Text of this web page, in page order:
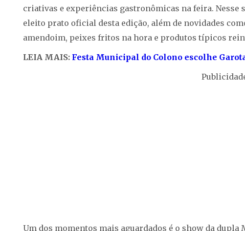
criativas e experiências gastronômicas na feira. Nesse
eleito prato oficial desta edição, além de novidades
amendoim, peixes fritos na hora e produtos típicos
LEIA MAIS: Festa Municipal do Colono escolhe
Um dos momentos mais aguardados é o show da